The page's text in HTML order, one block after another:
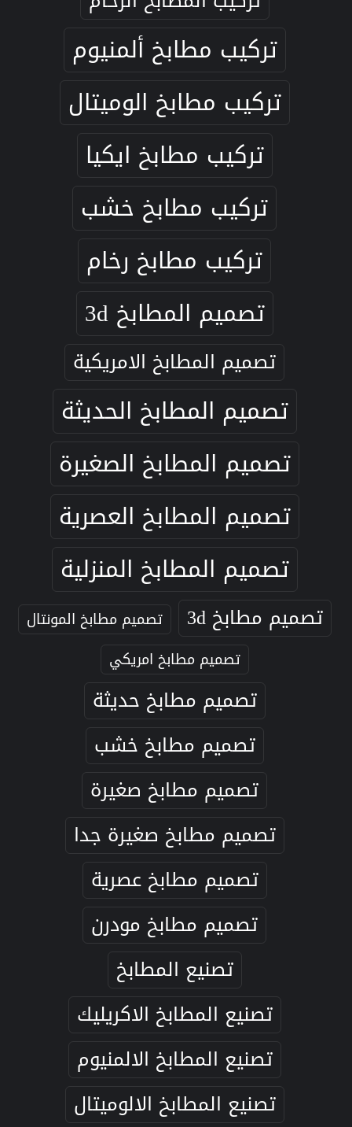
تركيب مطابخ ألمنيوم
تركيب مطابخ الوميتال
تركيب مطابخ ايكيا
تركيب مطابخ خشب
تركيب مطابخ رخام
تصميم المطابخ 3d
تصميم المطابخ الامريكية
تصميم المطابخ الحديثة
تصميم المطابخ الصغيرة
تصميم المطابخ العصرية
تصميم المطابخ المنزلية
تصميم مطابخ 3d
تصميم مطابخ المونتال
تصميم مطابخ امريكي
تصميم مطابخ حديثة
تصميم مطابخ خشب
تصميم مطابخ صغيرة
تصميم مطابخ صغيرة جدا
تصميم مطابخ عصرية
تصميم مطابخ مودرن
تصنيع المطابخ
تصنيع المطابخ الاكريليك
تصنيع المطابخ الالمنيوم
تصنيع المطابخ الالوميتال